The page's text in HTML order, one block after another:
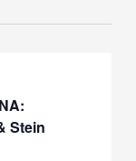
Stein